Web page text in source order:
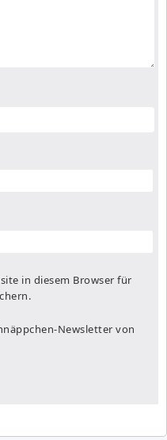
in diesem Browser für
Newsletter von